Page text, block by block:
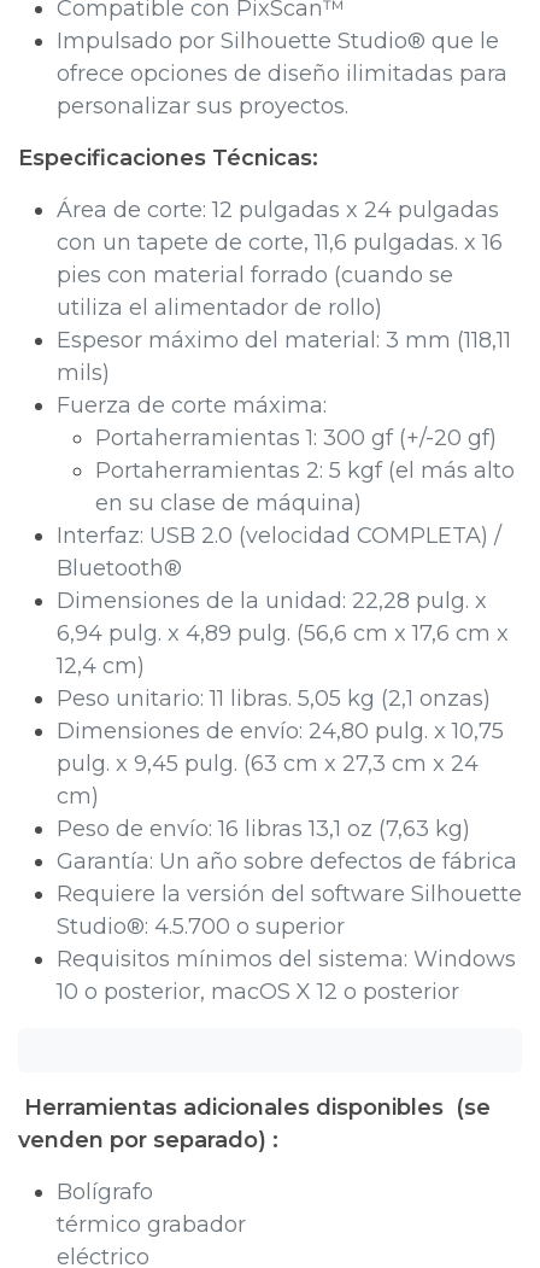
Compatible con PixScan™
Impulsado por Silhouette Studio® que le
ofrece opciones de diseño ilimitadas para
personalizar sus proyectos.
Especificaciones Técnicas:
Área de corte: 12 pulgadas x 24 pulgadas
con un tapete de corte, 11,6 pulgadas. x 16
pies con material forrado (cuando se
utiliza el alimentador de rollo)
Espesor máximo del material: 3 mm (118,11
mils)
​Fuerza de corte máxima:
Portaherramientas 1: 300 gf (+/-20 gf)​
Portaherramientas 2: 5 kgf (el más alto
en su clase de máquina)
​Interfaz: USB 2.0 (velocidad COMPLETA) /
Bluetooth®
Dimensiones de la unidad: 22,28 pulg. x
6,94 pulg. x 4,89 pulg. (56,6 cm x 17,6 cm x
12,4 cm)
Peso unitario: 11 libras. 5,05 kg (2,1 onzas)
Dimensiones de envío: 24,80 pulg. x 10,75
pulg. x 9,45 pulg. (63 cm x 27,3 cm x 24
cm)
Peso de envío: 16 libras 13,1 oz (7,63 kg)
Garantía: Un año sobre defectos de fábrica
Requiere la versión del software Silhouette
Studio®: 4.5.700 o superior​
Requisitos mínimos del sistema: Windows
10 o posterior, macOS X 12 o posterior
Herramientas adicionales disponibles (se
venden por separado) :
Bolígrafo
térmico grabador
eléctrico